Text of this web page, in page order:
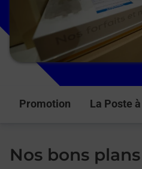
Promotion La Poste
Nos bons